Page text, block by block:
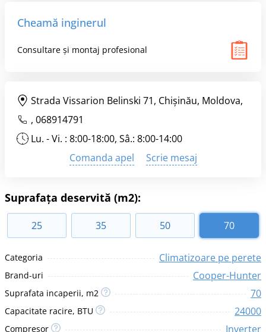
Suprafața deservită (m2):
25 35 50 70
Categoria Climatizoare pe perete
Brand-uri Сooper-Hunter
Suprafata incaperii, m2 70
Capacitate racire, BTU 24000
Compresor Inverter
Cheamă inginerul
Consultare și montaj profesional
Strada Vissarion Belinski 71, Chişinău, Moldova,
, 068914791
Lu. - Vi. : 8:00-18:00, Sâ.: 8:00-14:00
Comanda apel
Scrie mesaj